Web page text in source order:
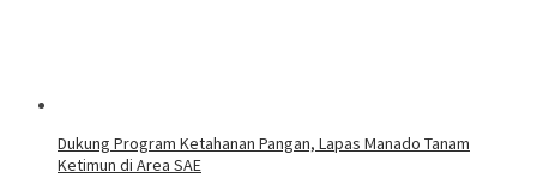
Dukung Program Ketahanan Pangan, Lapas Manado Tanam
Ketimun di Area SAE